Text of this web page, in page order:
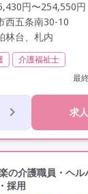
円〜254,550円
西五条南30-10
林台、札内
介護福祉士
初任者研修(ヘル
残業月20時間以内
交通費支給
年間
学歴不問
未経験歓迎
歳以上 車通勤可
最
求
の介護職員・ヘ
採用